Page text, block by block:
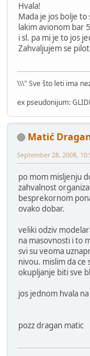
Hvala!
Mada je jos bolje
lakim avionom bar
i sl. pa mi je to jos
Zahvaljujem se
\\\" Sve što leti ima
ex pseudonijum:
Matić
September 28, 2008,
po mom misljenju
zahvalnost
besprekornom
ovako dobar.
veliki odziv
na masovnosti i to
svi su veoma
nivou. mislim da ce
okupljanje biti sve
jos jednom hvala
pozz dragan matic